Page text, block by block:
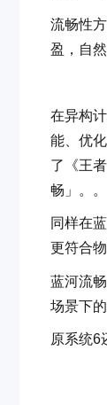
流畅性
盈，自
在异构
能、优
了《王
畅」。。
同样在
更符合
蓝河流
场景下
原系统6